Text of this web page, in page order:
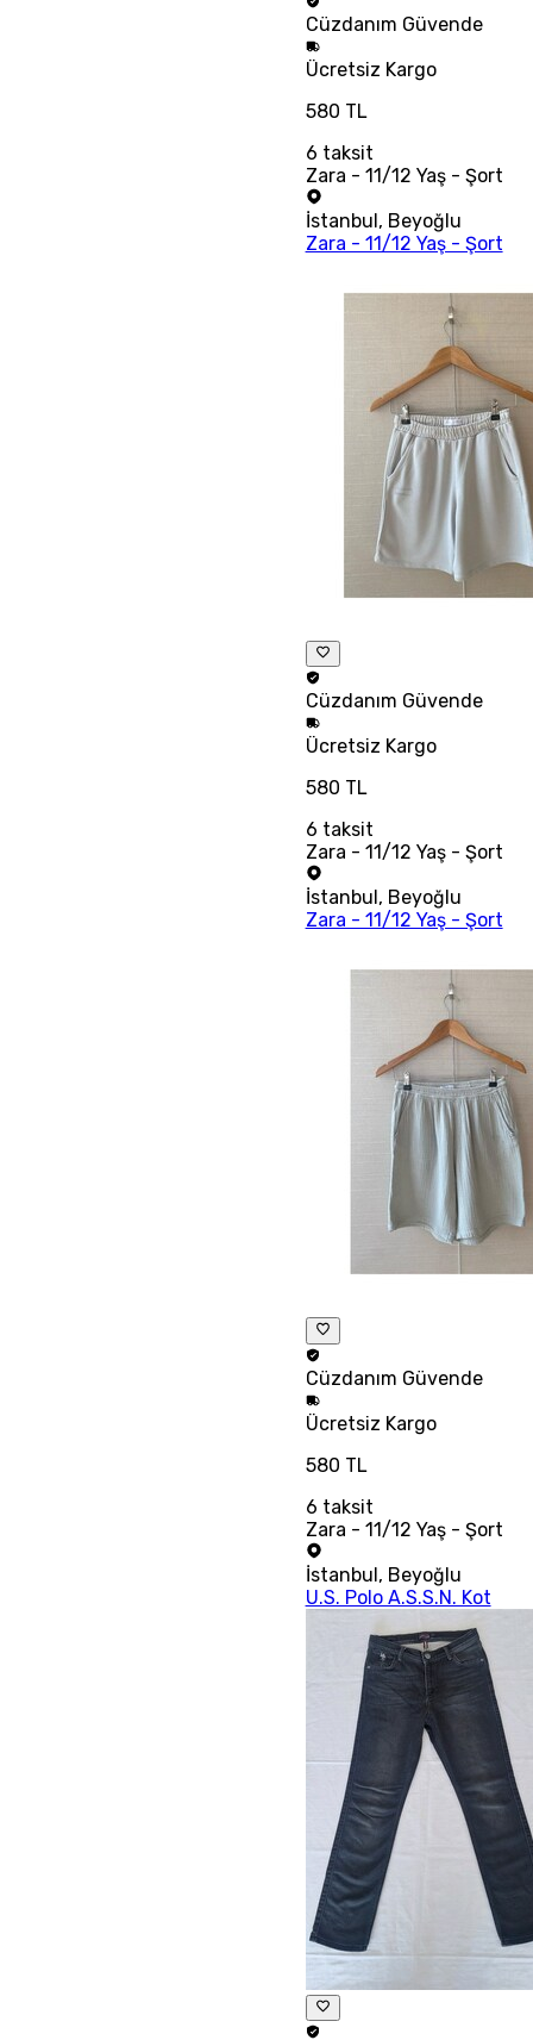
Cüzdanım Güvende
Ücretsiz Kargo
580 TL
6 taksit
Zara - 11/12 Yaş - Şort
İstanbul, Beyoğlu
Zara - 11/12 Yaş - Şort
Cüzdanım Güvende
Ücretsiz Kargo
580 TL
6 taksit
Zara - 11/12 Yaş - Şort
İstanbul , Beyoğlu
Zara - 11/12 Yaş - Şort
Cüzdanım Güvende
Ücretsiz Kargo
580 TL
6 taksit
Zara - 11/12 Yaş - Şort
İstanbul, Beyoğlu
U.S. Polo A.S.S.N. Kot